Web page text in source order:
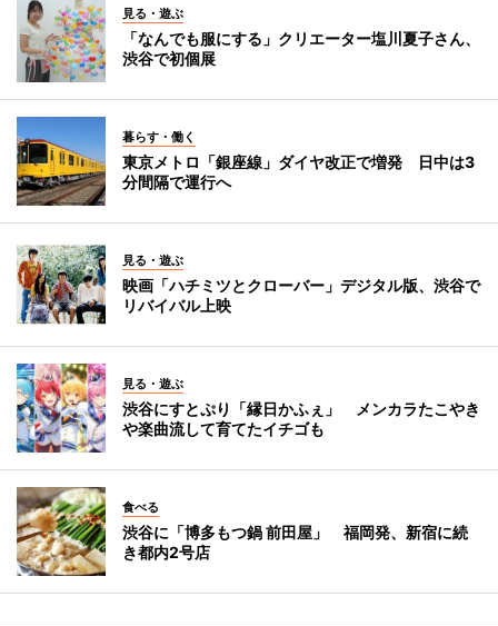
見る・遊ぶ
「なんでも服にする」クリエーター塩川夏子さん、
渋谷で初個展
暮らす・働く
東京メトロ「銀座線」ダイヤ改正で増発 日中は3
分間隔で運行へ
見る・遊ぶ
映画「ハチミツとクローバー」デジタル版、渋谷で
リバイバル上映
見る・遊ぶ
渋谷にすとぷり「縁日かふぇ」 メンカラたこやき
や楽曲流して育てたイチゴも
食べる
渋谷に「博多もつ鍋 前田屋」 福岡発、新宿に続
き都内2号店